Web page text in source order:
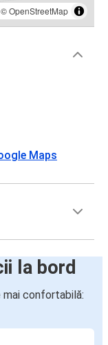
©OpenStreetMap
Maps
la bord
confortabilă: